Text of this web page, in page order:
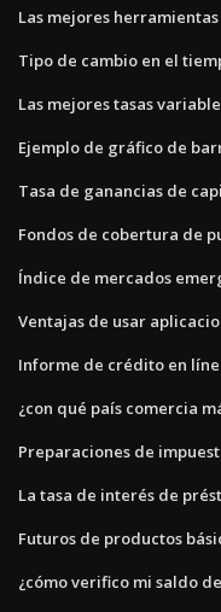
Las mejores
Tipo de cambio en el
Las mejores tasas
Ejemplo de gráfico de
Tasa de ganancias de
Fondos de cobertura de
Índice de mercados
Ventajas de usar
Informe de crédito en
¿con qué país comercia
Preparaciones de
La tasa de interés de
Futuros de productos
¿cómo verifico mi saldo